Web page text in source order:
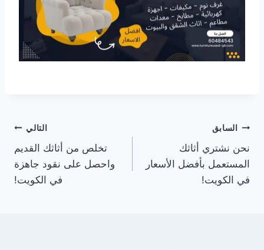
تصفّح
المقالات
السابق
نحن نشتري أثاثك
المستعمل بأفضل الأسعار
في الكويت!
التالي
تخلص من أثاثك القديم
واحصل على نقود جاهزة
في الكويت!